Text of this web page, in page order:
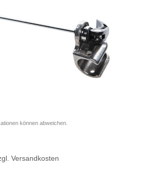
können abweichen.
Versandkosten